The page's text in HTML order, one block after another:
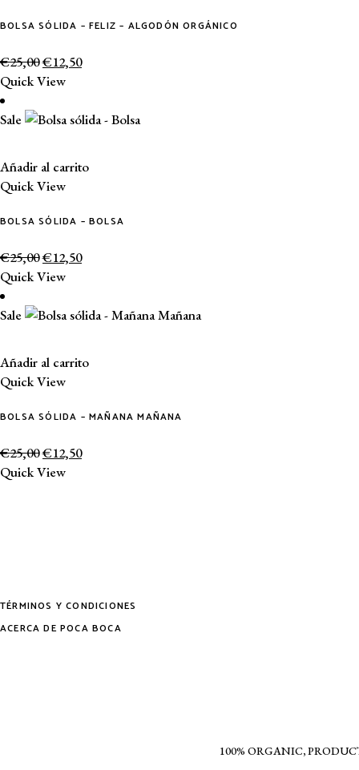
producto
BOLSA SÓLIDA – FELIZ – ALGODÓN ORGÁNICO
€25,00€12,50
Quick View
Sale
Añadir al carrito
Quick View
BOLSA SÓLIDA – BOLSA
€25,00€12,50
Quick View
Sale
Añadir al carrito
Quick View
BOLSA SÓLIDA – MAÑANA MAÑANA
€25,00€12,50
Quick View
TÉRMINOS Y CONDICIONES
ACERCA DE POCA BOCA
100% ORGANIC,